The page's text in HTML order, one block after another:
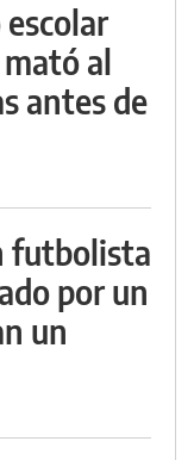
al
antes de
futbolista
por un
un